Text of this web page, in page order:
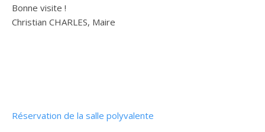
Bonne visite !
Christian CHARLES, Maire
Réservation de la salle polyvalente